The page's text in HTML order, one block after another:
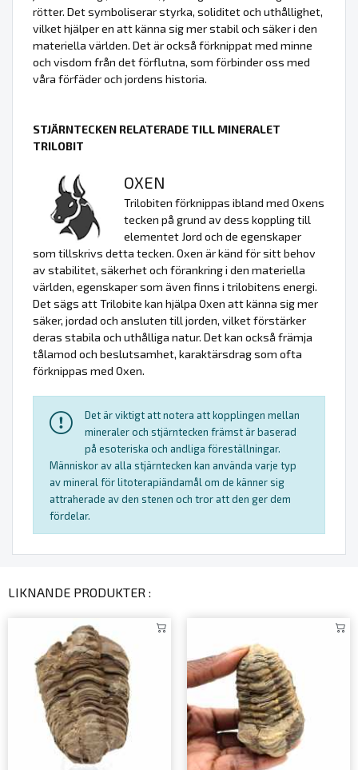
rötter. Det symboliserar styrka, soliditet och uthållighet,
vilket hjälper en att känna sig mer stabil och säker i den
materiella världen. Det är också förknippat med minne
och visdom från det förflutna, som förbinder oss med
våra förfäder och jordens historia.
STJÄRNTECKEN RELATERADE TILL MINERALET
TRILOBIT
OXEN
Trilobiten förknippas ibland med Oxens
tecken på grund av dess koppling till
elementet Jord och de egenskaper
som tillskrivs detta tecken. Oxen är känd för sitt behov
av stabilitet, säkerhet och förankring i den materiella
världen, egenskaper som även finns i trilobitens energi.
Det sägs att Trilobite kan hjälpa Oxen att känna sig mer
säker, jordad och ansluten till jorden, vilket förstärker
deras stabila och uthålliga natur. Det kan också främja
tålamod och beslutsamhet, karaktärsdrag som ofta
förknippas med Oxen.
Det är viktigt att notera att kopplingen mellan
mineraler och stjärntecken främst är baserad
på esoteriska och andliga föreställningar.
Människor av alla stjärntecken kan använda varje typ
av mineral för litoterapiändamål om de känner sig
attraherade av den stenen och tror att den ger dem
fördelar.
LIKNANDE PRODUKTER :